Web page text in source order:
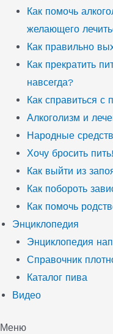
Как помочь
желающего
Как правильно
Как прекратить
навсегда?
Как справиться с
Алкоголизм и
Народные
Хочу бросить
Как выйти из
Как побороть
Как помочь
Энциклопедия
Энциклопедия
Справочник
Каталог пива
Видео
Меню